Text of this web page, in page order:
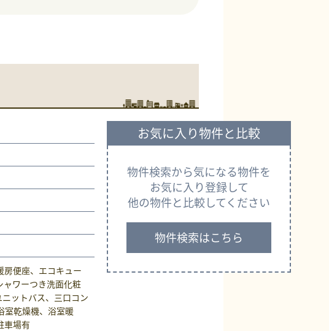
房便座、エコキュー
ャワーつき洗面化粧
ットバス、三口コン
室乾燥機、浴室暖
車場有
お気に入り物件と比較
物件検索から気になる物件を
お気に入り登録して
他の物件と比較してください
物件検索はこちら